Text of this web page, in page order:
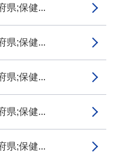
県;保健...
県;保健...
県;保健...
県;保健...
県;保健...